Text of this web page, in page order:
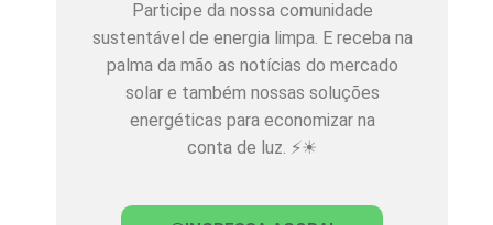
Participe da nossa comunidade
sustentável de energia limpa. E receba na
palma da mão as notícias do mercado
solar e também nossas soluções
energéticas para economizar na
conta de luz. ⚡☀